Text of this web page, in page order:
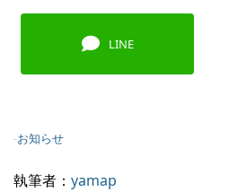
LINE
-お知らせ
執筆者： yamap